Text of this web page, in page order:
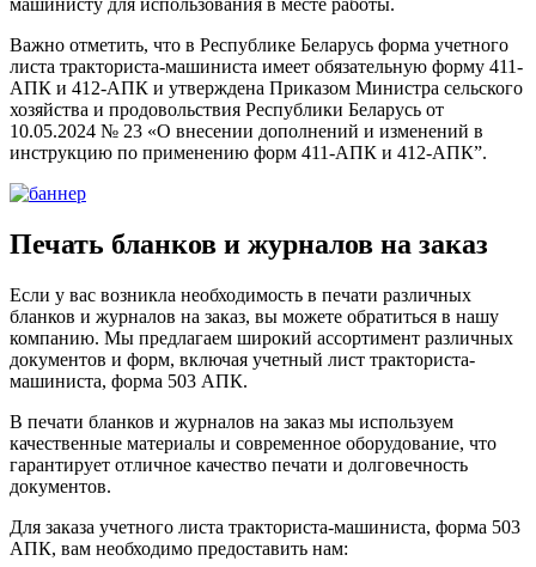
Важно отметить, что в Республике Беларусь форма учетного
листа тракториста-машиниста имеет обязательную форму 411-
АПК и 412-АПК и утверждена Приказом Министра сельского
хозяйства и продовольствия Республики Беларусь от
10.05.2024 № 23 «О внесении дополнений и изменений в
инструкцию по применению форм 411-АПК и 412-АПК”.
Печать бланков и журналов на заказ
Если у вас возникла необходимость в печати различных
бланков и журналов на заказ, вы можете обратиться в нашу
компанию. Мы предлагаем широкий ассортимент различных
документов и форм, включая учетный лист тракториста-
машиниста, форма 503 АПК.
В печати бланков и журналов на заказ мы используем
качественные материалы и современное оборудование, что
гарантирует отличное качество печати и долговечность
документов.
Для заказа учетного листа тракториста-машиниста, форма 503
АПК, вам необходимо предоставить нам: